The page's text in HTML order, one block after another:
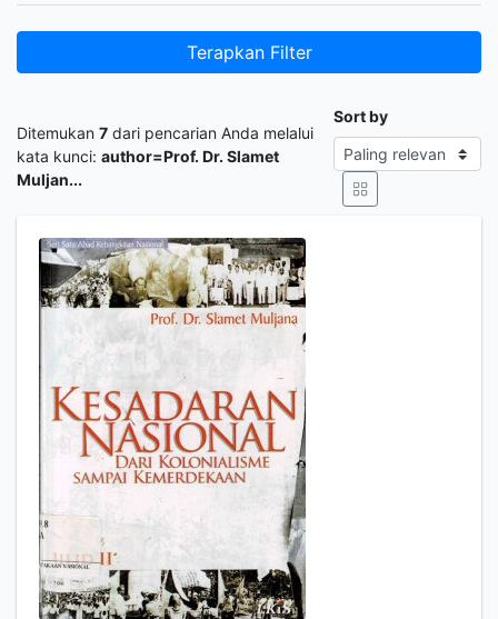
Terapkan Filter
Ditemukan 7 dari pencarian Anda melalui
kata kunci: author=Prof. Dr. Slamet
Muljan...
Sort by